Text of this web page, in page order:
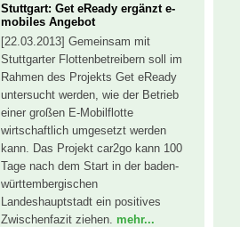
Stuttgart: Get eReady ergänzt e-
mobiles Angebot
[22.03.2013] Gemeinsam mit
Stuttgarter Flottenbetreibern soll im
Rahmen des Projekts Get eReady
untersucht werden, wie der Betrieb
einer großen E-Mobilflotte
wirtschaftlich umgesetzt werden
kann. Das Projekt car2go kann 100
Tage nach dem Start in der baden-
württembergischen
Landeshauptstadt ein positives
Zwischenfazit ziehen. mehr...